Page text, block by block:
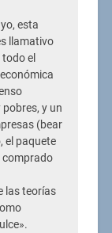
esta
llamativo
el
y un
(bear
el paquete
comprado
las teorías